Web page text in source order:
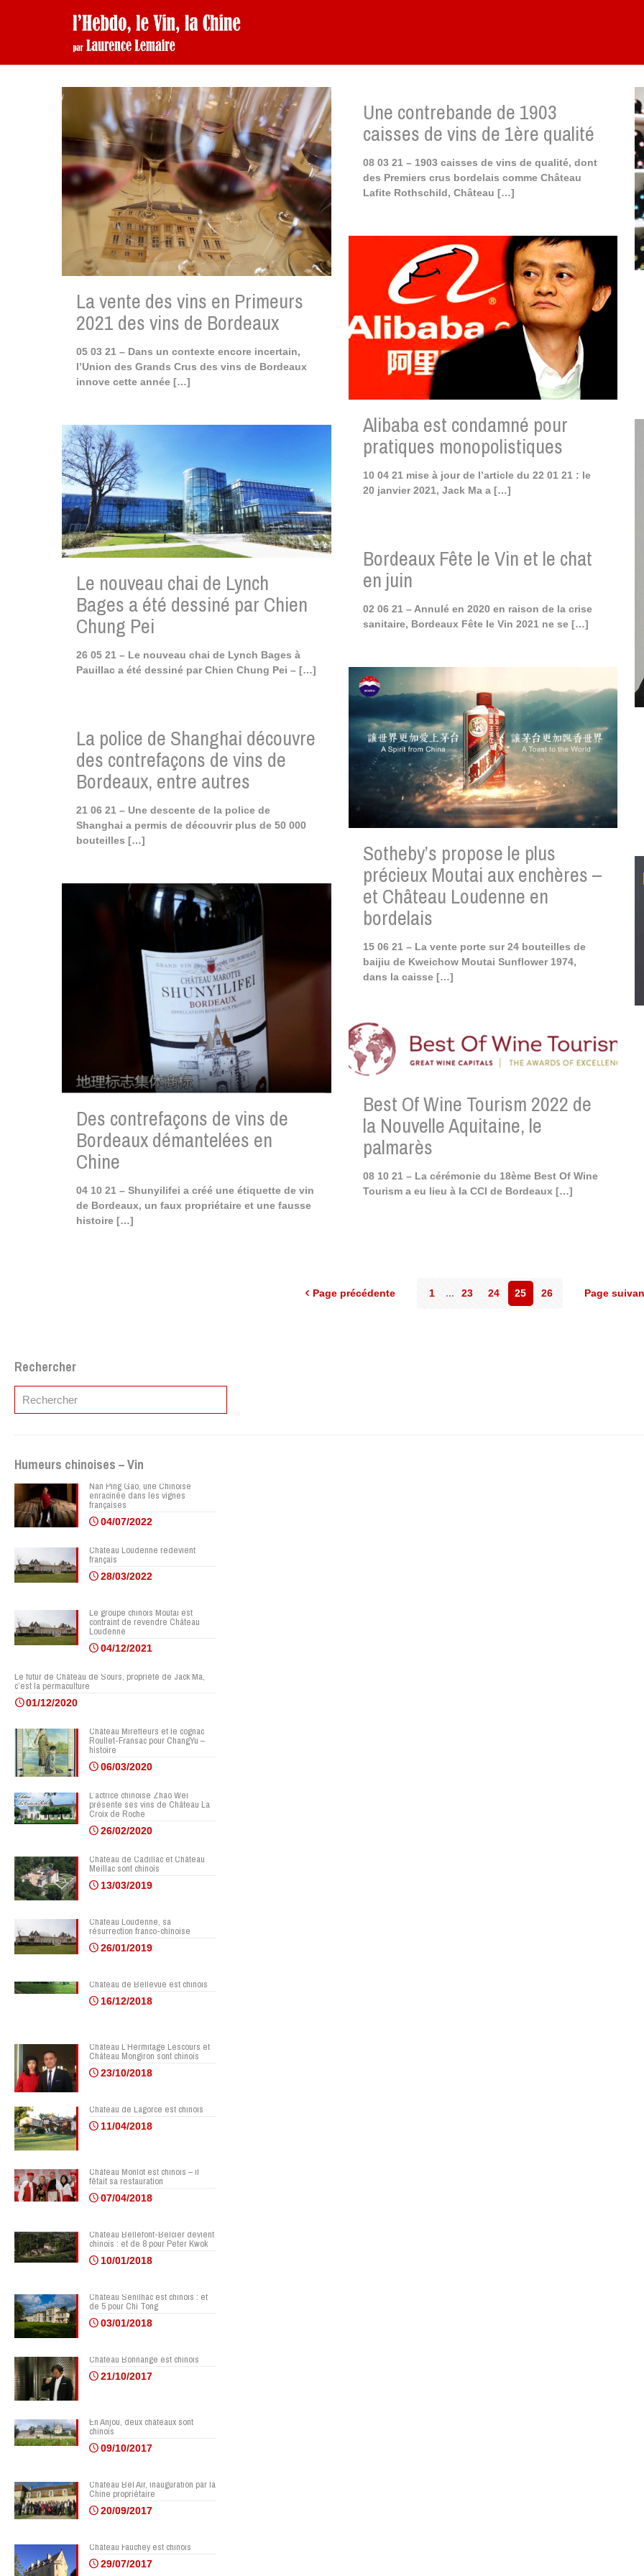
La vente des vins en Primeurs
2021 des vins de Bordeaux
05 03 21 – Dans un contexte encore incertain,
l’Union des Grands Crus des vins de Bordeaux
innove cette année[…]
Une contrebande de 1903
caisses de vins de 1ère qualité
08 03 21 – 1903 caisses de vins de qualité, dont
des Premiers crus bordelais comme Château
Lafite Rothschild, Château […]
Alibaba est condamné pour
pratiques monopolistiques
10 04 21 mise à jour de l’article du 22 01 21 : le
20 janvier 2021, Jack Ma a[…]
Le nouveau chai de Lynch
Bages a été dessiné par Chien
Chung Pei
26 05 21 – Le nouveau chai de Lynch Bages à
Pauillac a été dessiné par Chien Chung Pei –[…]
Bordeaux Fête le Vin et le chat
en juin
02 06 21 – Annulé en 2020 en raison de la crise
sanitaire, Bordeaux Fête le Vin 2021 ne se[…]
Sotheby’s propose le plus
précieux Moutai aux enchères –
et Château Loudenne en
bordelais
15 06 21 – La vente porte sur 24 bouteilles de
baijiu de Kweichow Moutai Sunflower 1974,
dans la caisse[…]
La police de Shanghai découvre
des contrefaçons de vins de
Bordeaux, entre autres
21 06 21 – Une descente de la police de
Shanghai a permis de découvrir plus de 50 000
bouteilles […]
Des contrefaçons de vins de
Bordeaux démantelées en
Chine
04 10 21 – Shunyilifei a créé une étiquette de vin
de Bordeaux, un faux propriétaire et une fausse
histoire[…]
Best Of Wine Tourism 2022 de
la Nouvelle Aquitaine, le
palmarès
08 10 21 – La cérémonie du 18ème Best Of Wine
Tourism a eu lieu à la CCI de Bordeaux[…]
Page précédente 1 ... 23 24 25 26 Page
Rechercher
Humeurs chinoises – Vin
Nan Ping Gao, une Chinoise
enracinée dans les vignes
françaises
04/07/2022
Château Loudenne redevient
français
28/03/2022
Le groupe chinois Moutai est
contraint de revendre Château
Loudenne
04/12/2021
Le futur de Château de Sours, propriété de Jack Ma,
c’est la permaculture
01/12/2020
Château Mirefleurs et le cognac
Roullet-Fransac pour ChangYu –
histoire
06/03/2020
L’actrice chinoise Zhao Wei
présente ses vins de Château La
Croix de Roche
26/02/2020
Château de Cadillac et Château
Meillac sont chinois
13/03/2019
Château Loudenne, sa
résurrection franco-chinoise
26/01/2019
Château de Bellevue est chinois
16/12/2018
Château L’Hermitage Lescours et
Château Mongiron sont chinois
23/10/2018
Château de Lagorce est chinois
11/04/2018
Château Monlot est chinois – il
fêtait sa restauration
07/04/2018
Château Bellefont-Belcier devient
chinois : et de 8 pour Peter Kwok
10/01/2018
Château Senilhac est chinois : et
de 5 pour Chi Tong
03/01/2018
Château Bonnange est chinois
21/10/2017
En Anjou, deux châteaux sont
chinois
09/10/2017
Château Bel Air, inauguration par la
Chine propriétaire
20/09/2017
Château Fauchey est chinois
29/07/2017